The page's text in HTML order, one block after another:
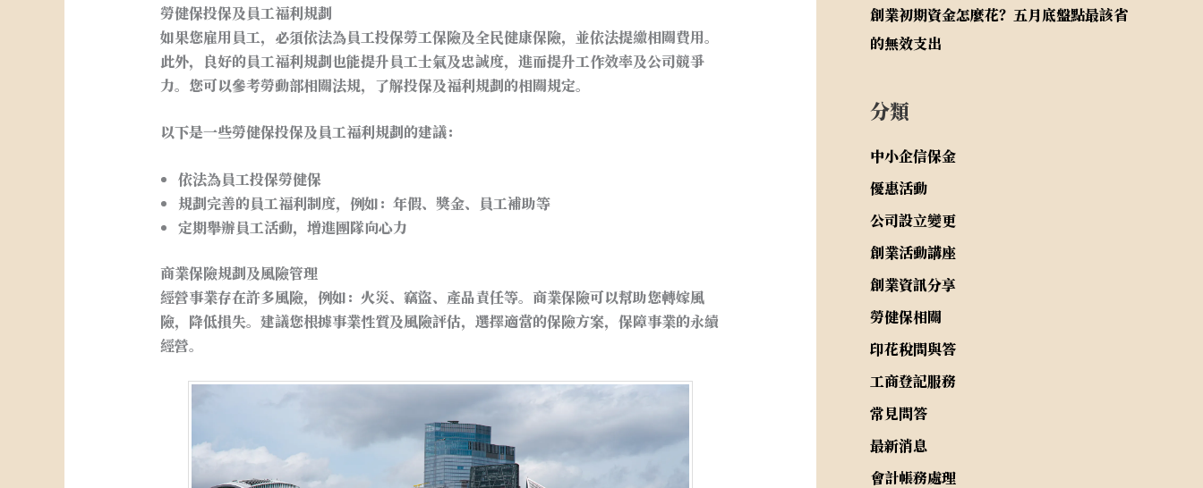
勞健保投保及員工福利規劃
如果您雇用員工，必須依法為員工投保勞工保險及全民健康保險，並依法提繳相關費用。
此外，良好的員工福利規劃也能提升員工士氣及忠誠度，進而提升工作效率及公司競爭
力。您可以參考勞動部相關法規，了解投保及福利規劃的相關規定。
以下是一些勞健保投保及員工福利規劃的建議：
依法為員工投保勞健保
規劃完善的員工福利制度，例如：年假、獎金、員工補助等
定期舉辦員工活動，增進團隊向心力
商業保險規劃及風險管理
經營事業存在許多風險，例如：火災、竊盜、產品責任等。商業保險可以幫助您轉嫁風
險，降低損失。建議您根據事業性質及風險評估，選擇適當的保險方案，保障事業的永續
經營。
創業初期資金怎麼花？五月底盤點最該省
的無效支出
分類
中小企信保金
優惠活動
公司設立變更
創業活動講座
創業資訊分享
勞健保相關
印花稅問與答
工商登記服務
常見問答
最新消息
會計帳務處理